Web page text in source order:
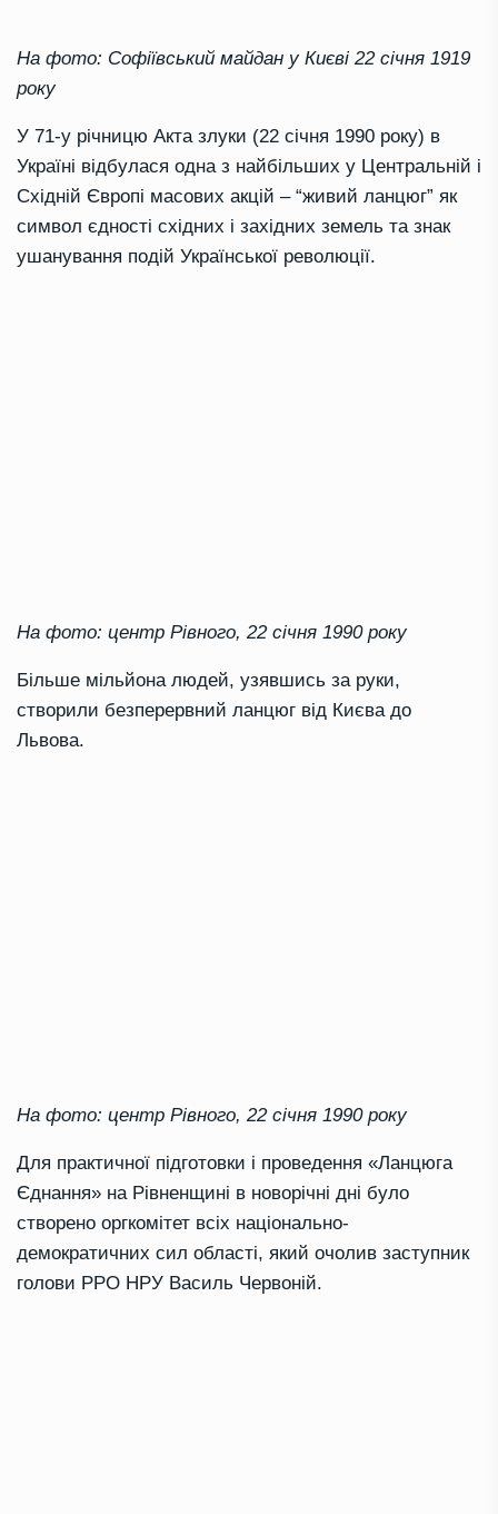
На фото: Софіївський майдан у Києві 22 січня 1919
року
У 71-у річницю Акта злуки (22 січня 1990 року) в
Україні відбулася одна з найбільших у Центральній і
Східній Європі масових акцій – “живий ланцюг” як
символ єдності східних і західних земель та знак
ушанування подій Української революції.
На фото: центр Рівного, 22 січня 1990 року
Більше мільйона людей, узявшись за руки,
створили безперервний ланцюг від Києва до
Львова.
На фото: центр Рівного, 22 січня 1990 року
Для практичної підготовки і проведення «Ланцюга
Єднання» на Рівненщині в новорічні дні було
створено оргкомітет всіх національно-
демократичних сил області, який очолив заступник
голови РРО НРУ Василь Червоній.